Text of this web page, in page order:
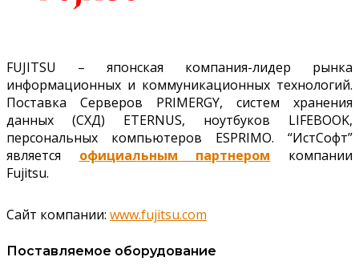
FUJITSU – японская компания-лидер рынка
информационных и коммуникационных технологий.
Поставка Серверов PRIMERGY, систем хранения
данных (СХД) ETERNUS, ноутбуков LIFEBOOK,
персональных компьютеров ESPRIMO. “ИстСофт”
является официальным партнером компании
Fujitsu.
Сайт компании: www.fujitsu.com
Поставляемое оборудование